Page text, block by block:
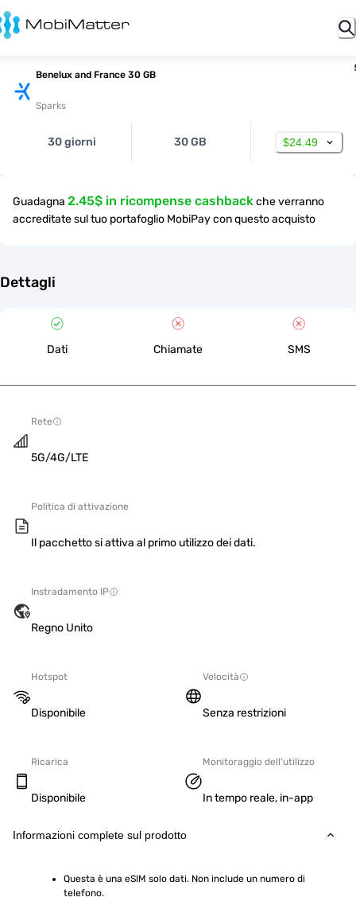
Benelux and France 30 GB
Sparks
30 giorni 30 GB $24.49
Guadagna 2.45$ in ricompense cashbackche verranno
accreditate sul tuo portafoglio MobiPay con questo acquisto
Dettagli
Dati Chiamate SMS
Rete
5G/4G/LTE
Politica di attivazione
Il pacchetto si attiva al primo utilizzo dei dati.
Instradamento IP
Regno Unito
Hotspot
Disponibile
Velocità
Senza restrizioni
Ricarica
Disponibile
Monitoraggio dell'utilizzo
In tempo reale, in-app
Informazioni complete sul prodotto
Questa è una eSIM solo dati. Non include un numero di
telefono.